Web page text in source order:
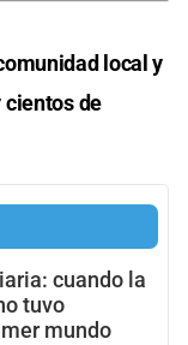
local y
cientos de
cuando la
tuvo
mundo